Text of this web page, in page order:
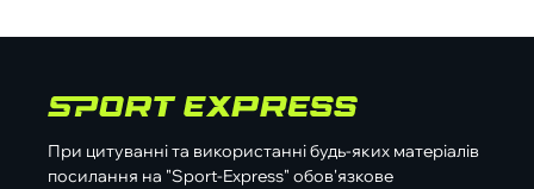
При цитуванні та використанні будь-яких матеріалів
посилання на "Sport-Express" обов'язкове